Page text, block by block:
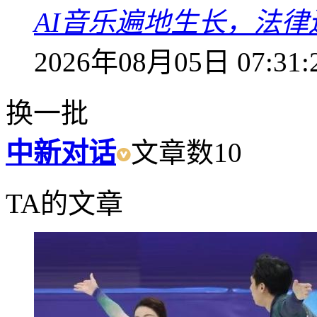
AI音乐遍地生长，法
2026年08月05日
换一批
中新对话 文章数10
TA的文章